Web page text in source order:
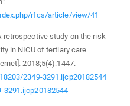
rfcs/article/view/41
retrospective study on the risk
in NICU of tertiary care
2018;5(4):1447.
2349-3291.ijcp20182544
3291.ijcp20182544